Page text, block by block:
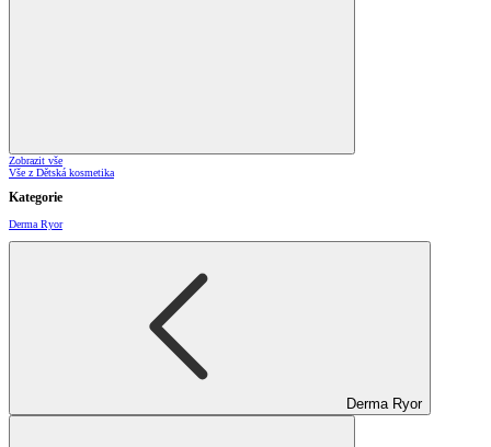
Zobrazit vše
Vše z Dětská kosmetika
Kategorie
Derma Ryor
Derma Ryor